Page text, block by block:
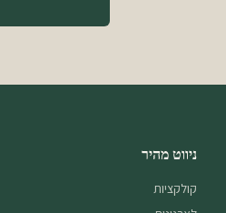
ניווט מהיר
קולקציות